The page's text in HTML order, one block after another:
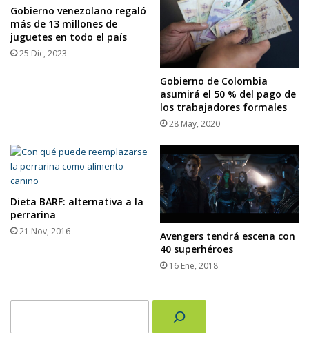
Gobierno venezolano regaló
más de 13 millones de
juguetes en todo el país
25 Dic, 2023
Gobierno de Colombia
asumirá el 50 % del pago de
los trabajadores formales
28 May, 2020
Dieta BARF: alternativa a la
perrarina
21 Nov, 2016
Avengers tendrá escena con
40 superhéroes
16 Ene, 2018